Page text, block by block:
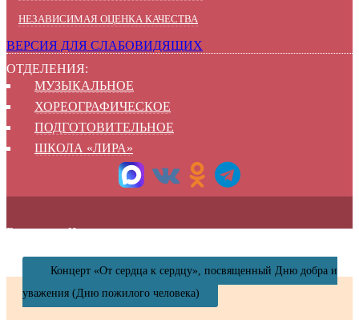
НЕЗАВИСИМАЯ ОЦЕНКА КАЧЕСТВА
ВЕРСИЯ ДЛЯ СЛАБОВИДЯЩИХ
ОТДЕЛЕНИЯ:
МУЗЫКАЛЬНОЕ
ХОРЕОГРАФИЧЕСКОЕ
ПОДГОТОВИТЕЛЬНОЕ
ШКОЛА «ЛИРА»
Главная Новости
Концерт «От сердца к сердцу», посвященный Дню добра и
уважения (Дню пожилого человека)